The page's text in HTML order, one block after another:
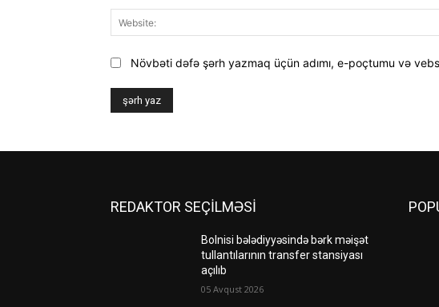
Növbəti dəfə şərh yazmaq üçün adımı, e-poçtumu və
REDAKTOR SEÇİLMƏSİ
Bolnisi bələdiyyəsində bərk məişət
tullantılarının transfer stansiyası
açılıb
05 Avqust 2026